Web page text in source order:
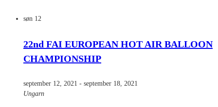
søn 12
22nd FAI EUROPEAN HOT AIR BALLOON
CHAMPIONSHIP
september 12, 2021 - september 18, 2021
Ungarn